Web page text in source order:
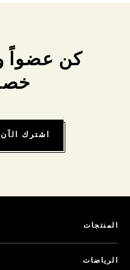
كن عضواً
خصم
اشترك الآن
المنتجات
الرياضات